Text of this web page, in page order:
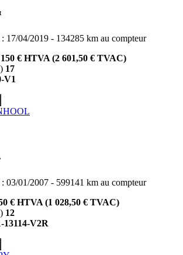
17/04/2019 - 134285 km au compteur
€ HTVA (2 601,50 € TVAC)
17
V1
03/01/2007 - 599141 km au compteur
€ HTVA (1 028,50 € TVAC)
12
13114-V2R